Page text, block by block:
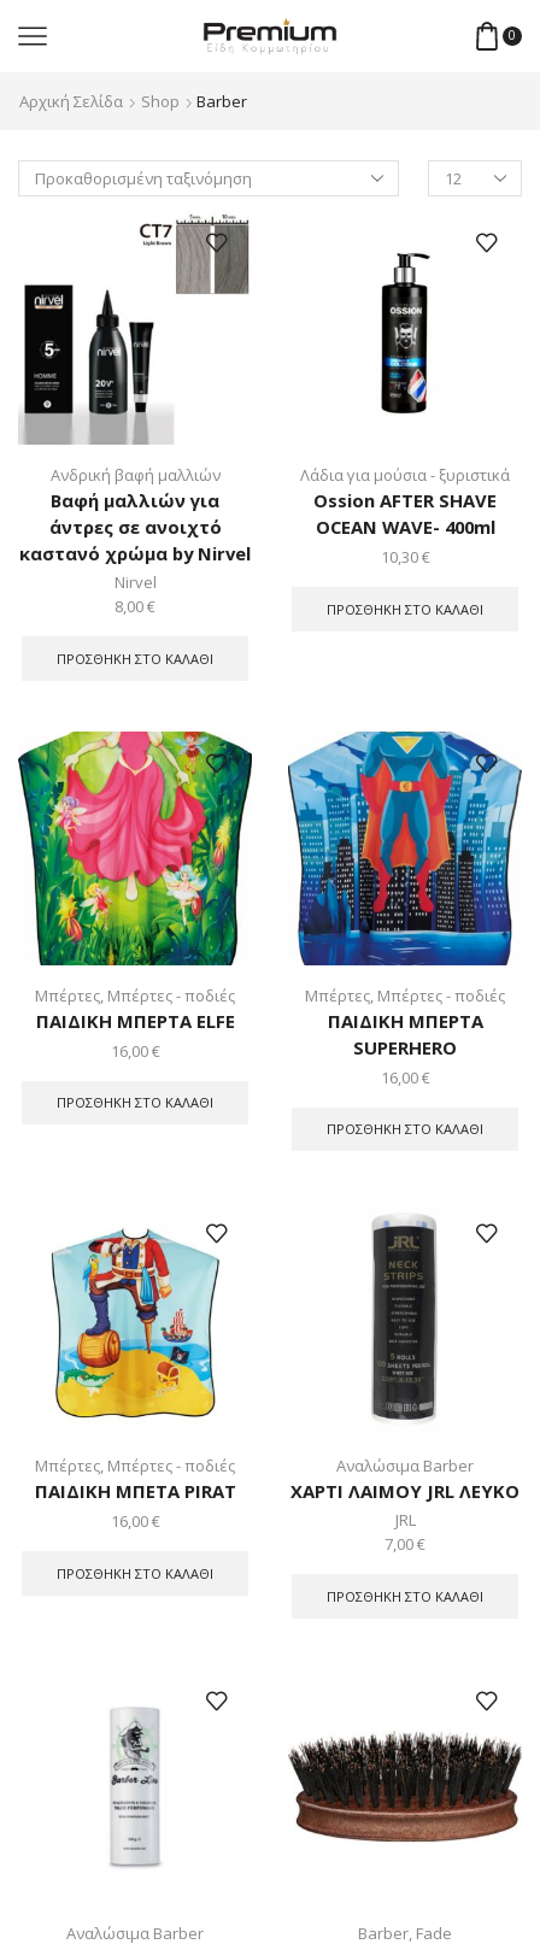
0
Αρχική Σελίδα Shop Barber
Products
per
Ανδρική βαφή μαλλιών
Βαφή μαλλιών για
άντρες σε ανοιχτό
καστανό χρώμα by Nirvel
Nirvel
8,00€
ΠΡΟΣΘΉΚΗ ΣΤΟ ΚΑΛΆΘΙ
Λάδια για μούσια - ξυριστικά
Ossion AFTER SHAVE
OCEAN WAVE- 400ml
10,30€
ΠΡΟΣΘΉΚΗ ΣΤΟ ΚΑΛΆΘΙ
Μπέρτες, Μπέρτες - ποδιές
ΠΑΙΔΙΚΗ ΜΠΕΡΤΑ ELFE
16,00€
ΠΡΟΣΘΉΚΗ ΣΤΟ ΚΑΛΆΘΙ
Μπέρτες, Μπέρτες - ποδιές
ΠΑΙΔΙΚΗ ΜΠΕΡΤΑ
SUPERHERO
16,00€
ΠΡΟΣΘΉΚΗ ΣΤΟ ΚΑΛΆΘΙ
Μπέρτες, Μπέρτες - ποδιές
ΠΑΙΔΙΚΗ ΜΠΕΤΑ PIRAT
16,00€
ΠΡΟΣΘΉΚΗ ΣΤΟ ΚΑΛΆΘΙ
Αναλώσιμα Barber
ΧΑΡΤΙ ΛΑΙΜΟΥ JRL ΛΕΥΚΟ
JRL
7,00€
ΠΡΟΣΘΉΚΗ ΣΤΟ ΚΑΛΆΘΙ
Αναλώσιμα Barber Barber, Fade